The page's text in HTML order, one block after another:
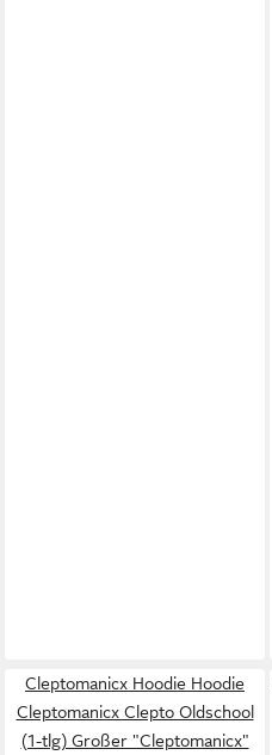
Cleptomanicx Hoodie Hoodie
Cleptomanicx Clepto Oldschool
(1-tlg) Großer "Cleptomanicx"